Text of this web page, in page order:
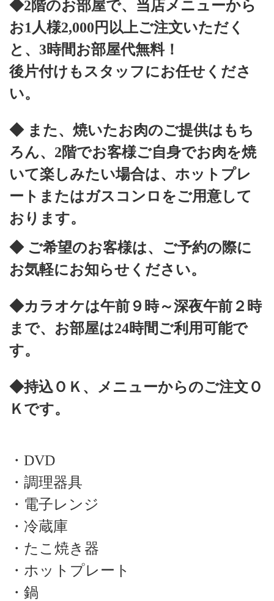
◆2階のお部屋で、当店メニューから
お1人様2,000円以上ご注文いただく
と、3時間お部屋代無料！
後片付けもスタッフにお任せくださ
い。
◆ また、焼いたお肉のご提供はもち
ろん、2階でお客様ご自身でお肉を焼
いて楽しみたい場合は、ホットプレ
ートまたはガスコンロをご用意して
おります。
◆ ご希望のお客様は、ご予約の際に
お気軽にお知らせください。
◆カラオケは午前９時～深夜午前２時
まで、お部屋は24時間ご利用可能で
す。
◆持込ＯＫ、メニューからのご注文Ｏ
Ｋです。
・DVD
・調理器具
・電子レンジ
・冷蔵庫
・たこ焼き器
・ホットプレート
・鍋